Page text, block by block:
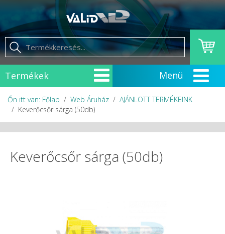
Termékek
Őn itt van: Főlap Web Áruház
AJÁNLOTT TERMÉKEINK
Keverőcsőr sárga (50db)
Keverőcsőr sárga (50db)